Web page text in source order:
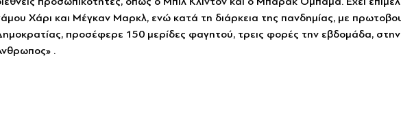
Χάρι και Μέγκαν Μαρκλ, ενώ κατά τη διάρκεια της πανδημίας, με
προσέφερε 150 μερίδες φαγητού, τρεις φορές την εβδομάδα, στην
.